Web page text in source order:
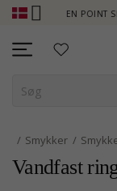
POINT SE MERE - KLIK
Smykker
Vandfast